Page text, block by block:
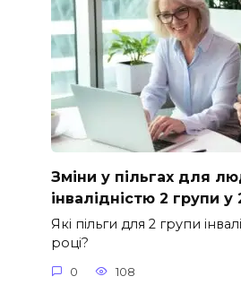
Зміни у пільгах для
інвалідністю 2 групи у
Які пільги для 2 групи
році?
0 108